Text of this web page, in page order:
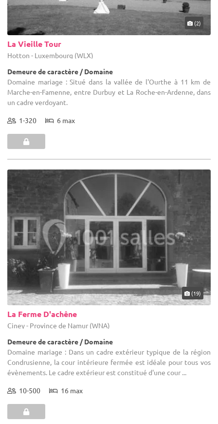
(2)
La Vieille Tour
Hotton - Luxembourg (WLX)
Demeure de caractère / Domaine
Domaine mariage : Situé dans la vallée de l'Ourthe à 11 km de
Marche-en-Famenne, entre Durbuy et La Roche-en-Ardenne, dans
un cadre verdoyant.
1-320 6 max
(19)
La Ferme D'achêne
Ciney - Province de Namur (WNA)
Demeure de caractère / Domaine
Domaine mariage : Dans un cadre extérieur typique de la région
Condrusienne, la cour intérieure fermée est idéale pour tous vos
évènements. Le cadre extérieur est constitué d'une cour ...
10-500 16 max